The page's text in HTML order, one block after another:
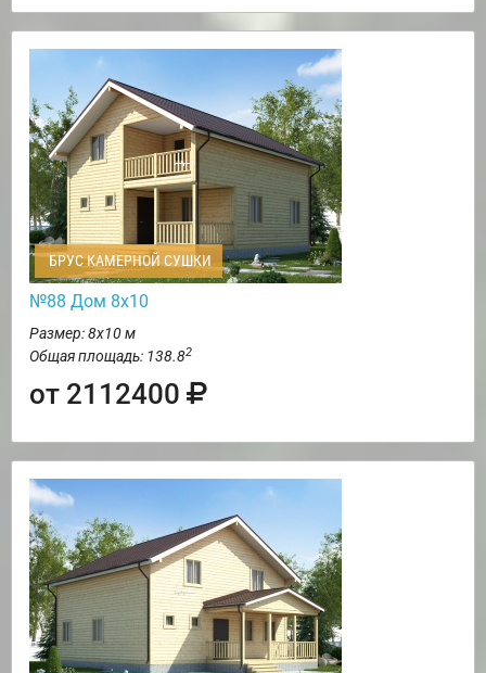
БРУС КАМЕРНОЙ СУШКИ
№88 Дом 8х10
Размер: 8х10 м
Общая площадь: 138.82
от 2112400